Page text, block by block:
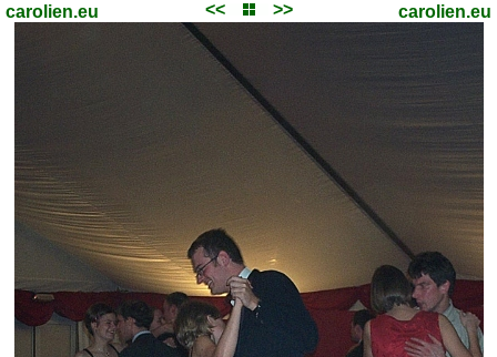
carolien.eu << >> carolien.eu